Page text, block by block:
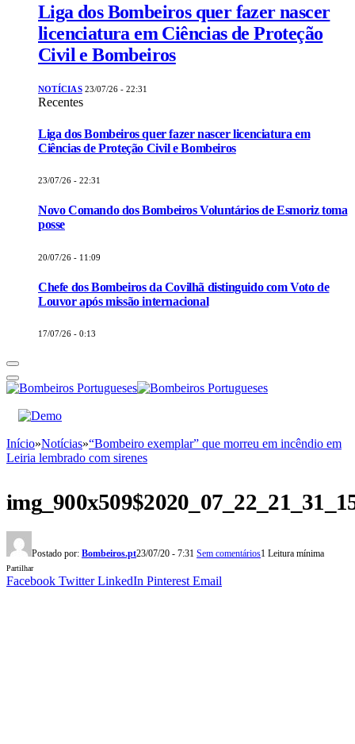
Liga dos Bombeiros quer fazer nascer
licenciatura em Ciências de Proteção
Civil e Bombeiros
NOTÍCIAS 23/07/26 - 22:31
Recentes
Liga dos Bombeiros quer fazer nascer licenciatura em
Ciências de Proteção Civil e Bombeiros
23/07/26 - 22:31
Novo Comando dos Bombeiros Voluntários de Esmoriz toma
posse
20/07/26 - 11:09
Chefe dos Bombeiros da Covilhã distinguido com Voto de
Louvor após missão internacional
17/07/26 - 0:13
Início»Notícias»“Bombeiro exemplar” que morreu em incêndio em
Leiria lembrado com sirenes
Postado por: Bombeiros.pt23/07/20 - 7:31 Sem comentários1 Leitura mínima
Partilhar
Facebook Twitter LinkedIn Pinterest Email